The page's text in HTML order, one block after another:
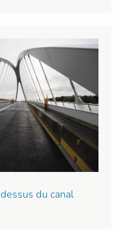
du canal